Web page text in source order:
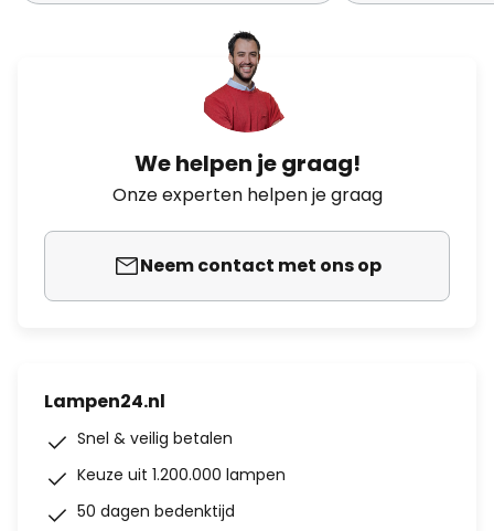
We helpen je graag!
Onze experten helpen je graag
Neem contact met ons op
Lampen24.nl
Snel & veilig betalen
Keuze uit 1.200.000 lampen
50 dagen bedenktijd